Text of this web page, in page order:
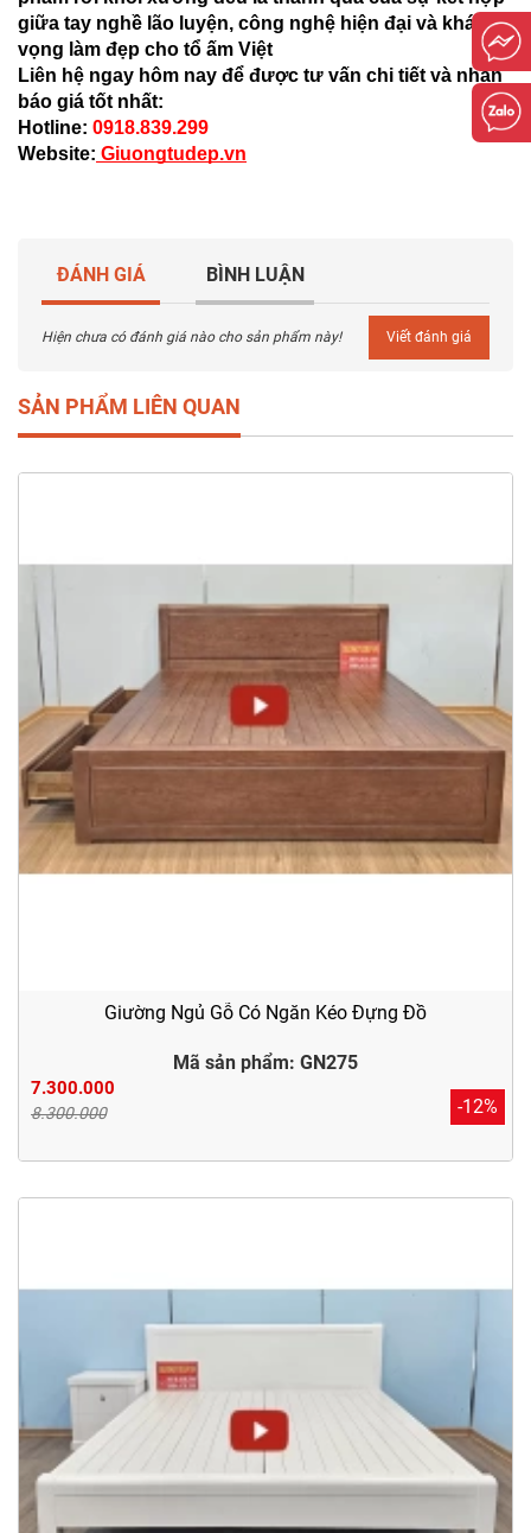
giữa tay nghề lão luyện, công nghệ hiện đại và khát
vọng làm đẹp cho tổ ấm Việt
Liên hệ ngay hôm nay để được tư vấn chi tiết và nhận
báo giá tốt nhất:
Hotline: 0918.839.299
Website: Giuongtudep.vn
ĐÁNH GIÁ BÌNH LUẬN
Hiện chưa có đánh giá nào cho sản phẩm này! Viết đánh giá
SẢN PHẨM LIÊN QUAN
Giường Ngủ Gỗ Có Ngăn Kéo Đựng Đồ
Mã sản phẩm: GN275
7.300.000
8.300.000 -12%